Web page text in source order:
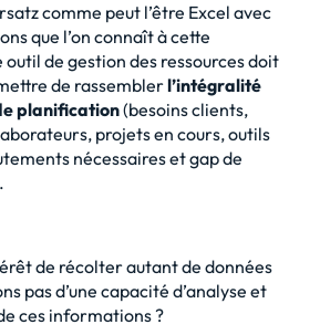
comme peut l’être Excel avec
que l’on connaît à cette
outil de gestion des ressources doit
de rassemblerl’intégralité
planification(besoins clients,
projets en cours, outils
nécessaires et gap de
de récolter autant de données
pas d’une capacité d’analyse et
ces informations ?